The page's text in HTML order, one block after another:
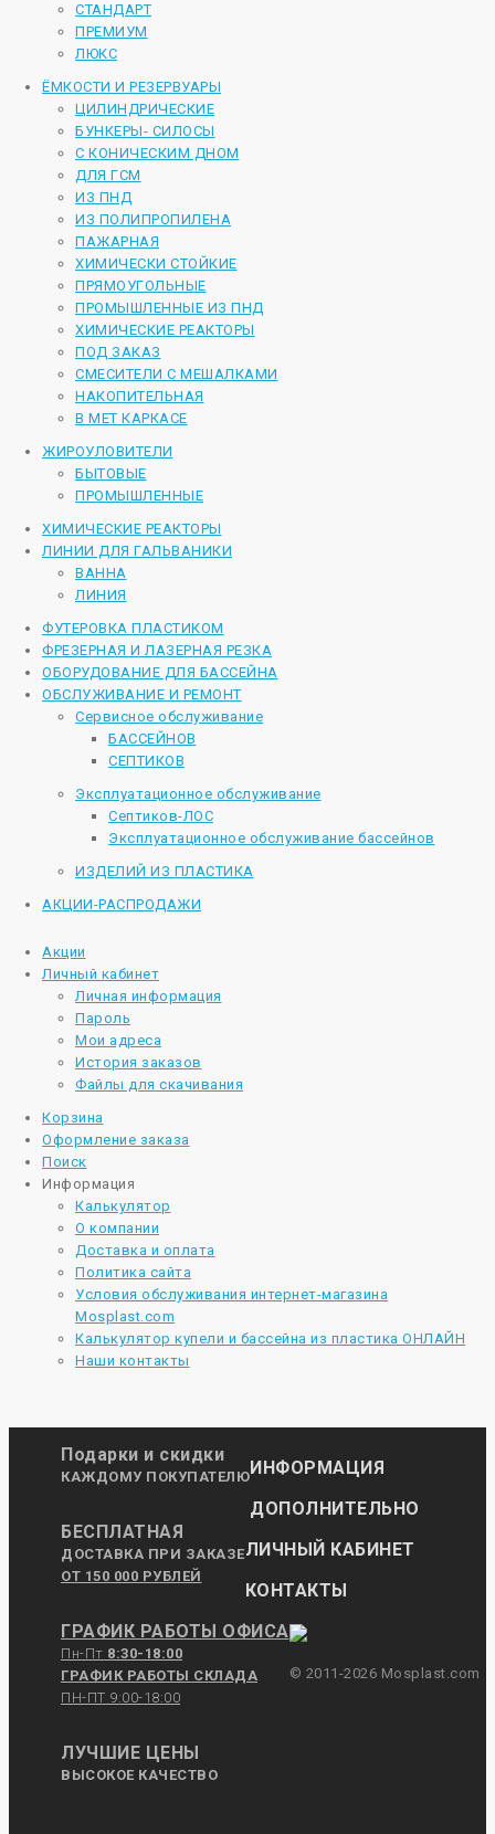
СТАНДАРТ
ПРЕМИУМ
ЛЮКС
ЁМКОСТИ И РЕЗЕРВУАРЫ
ЦИЛИНДРИЧЕСКИЕ
БУНКЕРЫ- СИЛОСЫ
С КОНИЧЕСКИМ ДНОМ
ДЛЯ ГСМ
ИЗ ПНД
ИЗ ПОЛИПРОПИЛЕНА
ПАЖАРНАЯ
ХИМИЧЕСКИ СТОЙКИЕ
ПРЯМОУГОЛЬНЫЕ
ПРОМЫШЛЕННЫЕ ИЗ ПНД
ХИМИЧЕСКИЕ РЕАКТОРЫ
ПОД ЗАКАЗ
СМЕСИТЕЛИ С МЕШАЛКАМИ
НАКОПИТЕЛЬНАЯ
В МЕТ КАРКАСЕ
ЖИРОУЛОВИТЕЛИ
БЫТОВЫЕ
ПРОМЫШЛЕННЫЕ
ХИМИЧЕСКИЕ РЕАКТОРЫ
ЛИНИИ ДЛЯ ГАЛЬВАНИКИ
ВАННА
ЛИНИЯ
ФУТЕРОВКА ПЛАСТИКОМ
ФРЕЗЕРНАЯ И ЛАЗЕРНАЯ РЕЗКА
ОБОРУДОВАНИЕ ДЛЯ БАССЕЙНА
ОБСЛУЖИВАНИЕ И РЕМОНТ
Сервисное обслуживание
БАССЕЙНОВ
СЕПТИКОВ
Эксплуатационное обслуживание
Септиков-ЛОС
Эксплуатационное обслуживание бассейнов
ИЗДЕЛИЙ ИЗ ПЛАСТИКА
АКЦИИ-РАСПРОДАЖИ
Акции
Личный кабинет
Личная информация
Пароль
Мои адреса
История заказов
Файлы для скачивания
Корзина
Оформление заказа
Поиск
Информация
Калькулятор
О компании
Доставка и оплата
Политика сайта
Условия обслуживания интернет-магазина
Mosplast.com
Калькулятор купели и бассейна из пластика ОНЛАЙН
Наши контакты
Подарки и скидки
КАЖДОМУ ПОКУПАТЕЛЮ
БЕСПЛАТНАЯ
ДОСТАВКА ПРИ ЗАКАЗЕ
ОТ 150 000 РУБЛЕЙ
ГРАФИК РАБОТЫ ОФИСА
Пн-Пт 8:30-18:00
ГРАФИК РАБОТЫ СКЛАДА
ПН-ПТ 9:00-18:00
ЛУЧШИЕ ЦЕНЫ
ВЫСОКОЕ КАЧЕСТВО
ИНФОРМАЦИЯ
ДОПОЛНИТЕЛЬНО
ЛИЧНЫЙ КАБИНЕТ
КОНТАКТЫ
© 2011-2026 Mosplast.com